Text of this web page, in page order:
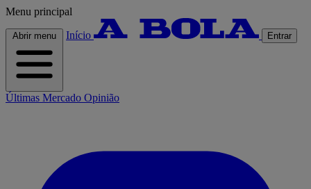
Menu principal
Abrir menu Início Entrar
Últimas Mercado Opinião